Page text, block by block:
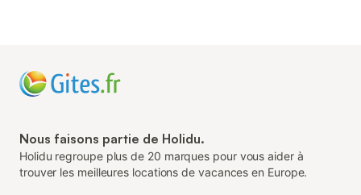
Nous faisons partie de Holidu.
Holidu regroupe plus de 20 marques pour vous aider à
trouver les meilleures locations de vacances en Europe.